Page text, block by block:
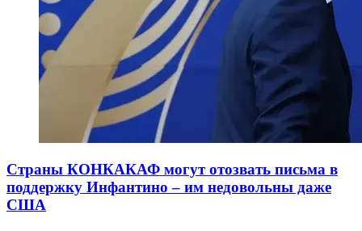
Страны КОНКАКАФ могут отозвать письма в
поддержку Инфантино – им недовольны даже
США